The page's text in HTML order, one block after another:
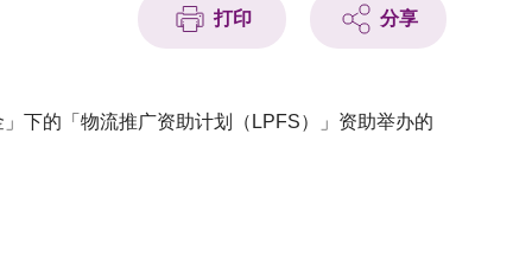
打印 分享
下的「物流推广资助计划（LPFS）」资助举办的